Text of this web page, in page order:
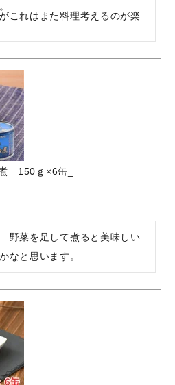
。
これはまた料理考えるのが楽
150ｇ×6缶_
野菜を足して煮ると美味しい
なと思います。